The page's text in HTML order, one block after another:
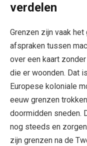
verdelen
Grenzen zijn vaak
afspraken tussen
over een kaart
die er woonden. Dat
Europese koloniale
eeuw grenzen
doormidden sneden.
nog steeds en
zijn grenzen na de